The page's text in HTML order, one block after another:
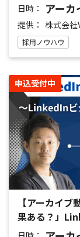
日時： アー
提供： 株式会社
採用ノウハウ
申込受付中
【アーカイ
果ある？」